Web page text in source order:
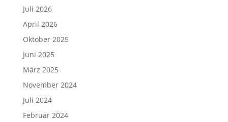
Juli 2026
April 2026
Oktober 2025
Juni 2025
März 2025
November 2024
Juli 2024
Februar 2024